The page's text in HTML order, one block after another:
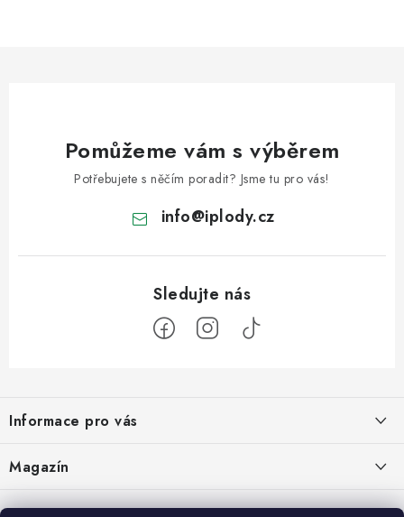
Pomůžeme vám s výběrem
Potřebujete s něčím poradit? Jsme tu pro vás!
info@iplody.cz
p
a
í
Informace pro vás
Velkoobchod
Magazín
Kombucha – osvěžující nápoj pro zdravé zažívání